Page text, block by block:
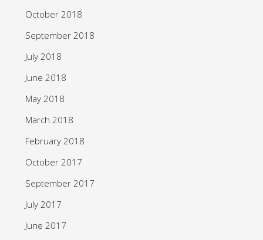
October 2018
September 2018
July 2018
June 2018
May 2018
March 2018
February 2018
October 2017
September 2017
July 2017
June 2017